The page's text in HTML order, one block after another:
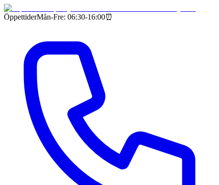
ÖppettiderMån-Fre: 06:30-16:00⏰